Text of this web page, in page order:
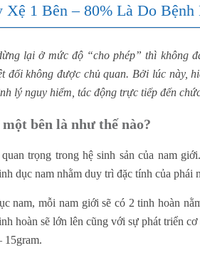
Xệ 1 Bên – 80% Là Do Bệnh
lại ở mức độ “cho phép” thì không
đối không được chủ quan. Bởi lúc này,
lý nguy hiểm, tác động trực tiếp đến
bên là như thế nào?
trọng trong hệ sinh sản của nam
dục nam nhằm duy trì đặc tính của phái
nam, mỗi nam giới sẽ có 2 tinh hoàn
hoàn sẽ lớn lên cũng với sự phát triển
15gram.